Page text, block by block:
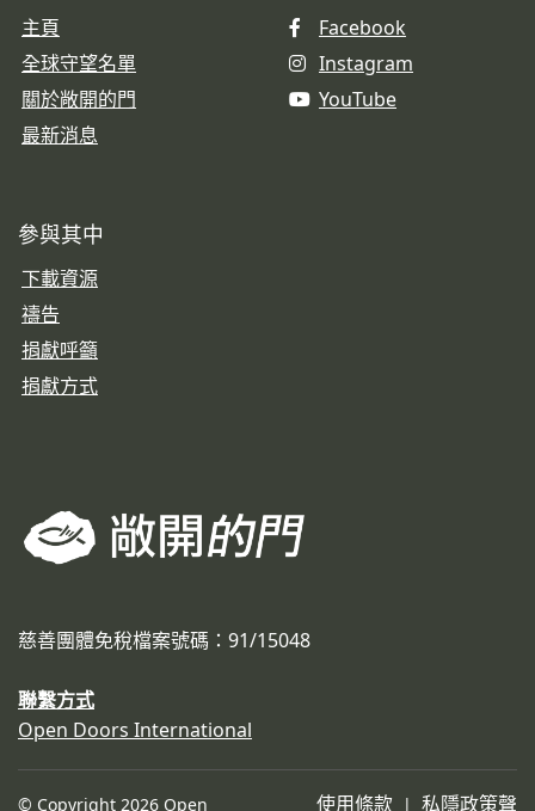
主頁
全球守望名單
關於敞開的門
最新消息
Facebook
Instagram
YouTube
參與其中
下載資源
禱告
捐獻呼籲
捐獻方式
慈善團體免稅檔案號碼：91/15048
聯繫方式
Open Doors International
© Copyright 2026 Open 使用條款 | 私隱政策聲